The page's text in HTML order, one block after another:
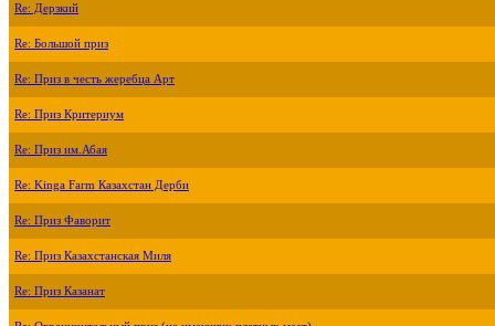
Re: Дерзкий
Re: Большой приз
Re: Приз в честь жеребца Арт
Re: Приз Критериум
Re: Приз им.Абая
Re: Kinga Farm Казахстан Дерби
Re: Приз Фаворит
Re: Приз Казахстанская Миля
Re: Приз Казанат